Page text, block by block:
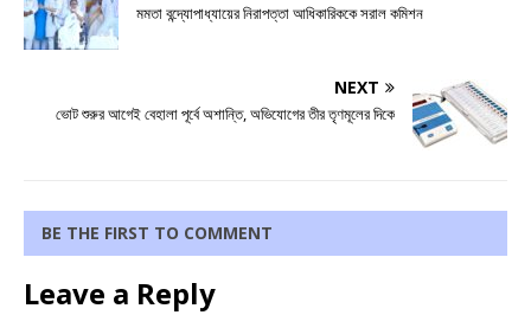
মমতা বন্দ্যোপাধ্যায়ের নিরাপত্তা আধিকারিককে সরাল কমিশন
NEXT
ভোট শুরুর আগেই বেহালা পূর্বে অশান্তি, অভিযোগের তীর তৃণমূলের দিকে
BE THE FIRST TO COMMENT
Leave a Reply